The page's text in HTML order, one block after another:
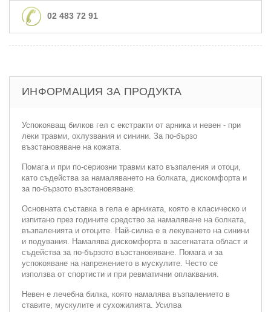
02 483 72 91
ИНФОРМАЦИЯ ЗА ПРОДУКТА
Успокояващ билков гел с екстракти от арника и невен - при
леки травми, охлузвания и синини. За по-бързо
възстановяване на кожата.
Помага и при по-сериозни травми като възпаления и отоци,
като съдейства за намаляването на болката, дискомфорта и
за по-бързото възстановяване.
Основната съставка в гела е арниката, която е класическо и
изпитано през годините средство за намаляване на болката,
възпаленията и отоците. Най-силна е в лекуването на синини
и подувания. Намалява дискомфорта в засегнатата област и
съдейства за по-бързото възстановяване. Помага и за
успокояване на напрежението в мускулите. Често се
използва от спортисти и при ревматични оплаквания.
Невен е лечебна билка, която намалява възпалението в
ставите, мускулите и сухожилията. Усилва